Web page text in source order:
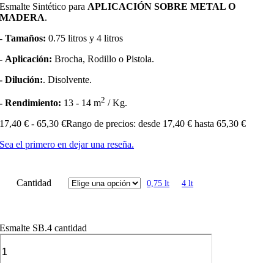
Esmalte Sintético para APLICACIÓN SOBRE METAL O
MADERA.
- Tamaños: 0.75 litros y 4 litros
- Aplicación: Brocha, Rodillo o Pistola.
- Dilución:. Disolvente.
- Rendimiento: 13 - 14 m2 / Kg.
17,40€ - 65,30€Rango de precios: desde 17,40 € hasta 65,30 €
Sea el primero en dejar una reseña.
Cantidad 0,75 lt 4 lt
Esmalte SB.4 cantidad